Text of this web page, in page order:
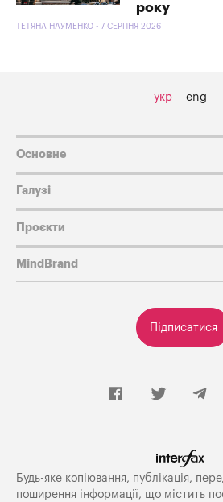
року
ТЕТЯНА НАУМЕНКО - 7 СЕРПНЯ 2026
укр eng
Підписатися
Основне
Галузі
Проєкти
MindBrand
Будь-яке копiювання, публiкацiя,
поширення iнформацiї, що мiстить